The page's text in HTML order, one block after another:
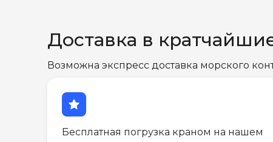
Доставка в
Возможна экспресс доставка морского
star
Бесплатная погрузка краном на нашем